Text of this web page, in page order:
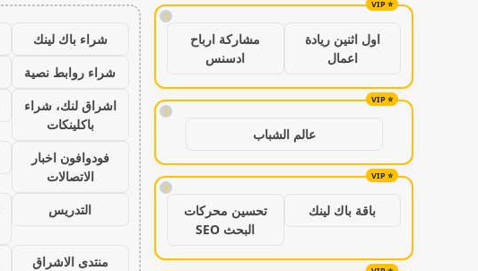
!
اول اثنين ريادة
اعمال
مشاركة ارباح
ادسنس
!
عالم الشباب
!
باقة باك لينك
تحسين محركات
البحث SEO
شراء باك لينك
شراء روابط نصية
اشراق لنك، شراء
باكلينكات
فودوافون اخبار
الاتصالات
التدريس
منتدى الاشراق